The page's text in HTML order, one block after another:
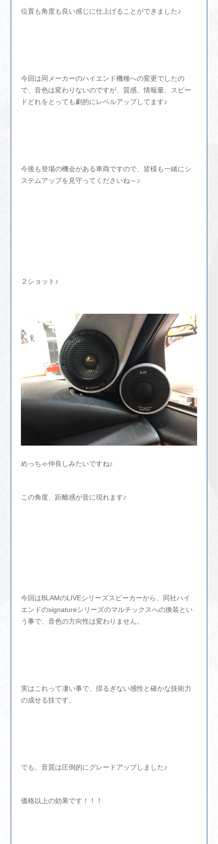
位置も角度も良い感じに仕上げることができました♪
今回は同メーカーのハイエンド機種への変更でしたの
で、音色は変わりないのですが、質感、情報量、スピー
ドどれをとっても劇的にレベルアップしてます♪
今後も登場の機会がある車両ですので、皆様も一緒にシ
ステムアップを見守ってくださいね～♪
２ショット♪
めっちゃ仲良しみたいですね♪
この角度、距離感が音に現れます♪
今回はBLAMのLIVEシリーズスピーカーから、同社ハイ
エンドのsignatureシリーズのマルチックスへの換装とい
う事で、音色の方向性は変わりません。
実はこれって凄い事で、揺るぎない感性と確かな技術力
の成せる技です。
でも、音質は圧倒的にグレードアップしました♪
価格以上の効果です！！！